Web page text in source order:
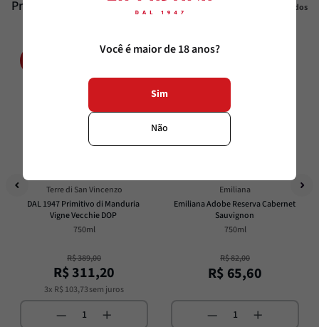
Produtos similares Veja todos
Terre di San Vincenzo
DAL 1947 Primitivo di Manduria
Vigne Vecchie DOP
750ml
R$389,00
R$311,20
3x R$ 103,73sem juros
20%
Emiliana
Emiliana Adobe Reserva Cabernet
Sauvignon
750ml
R$82,00
R$ 65,60
Você é maior de 18 anos?
Sim
Não